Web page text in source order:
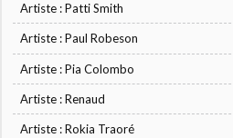
Artiste : Patti Smith
Artiste : Paul Robeson
Artiste : Pia Colombo
Artiste : Renaud
Artiste : Rokia Traoré